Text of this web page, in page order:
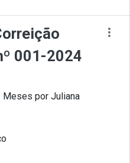
001-2024
Meses por Juliana